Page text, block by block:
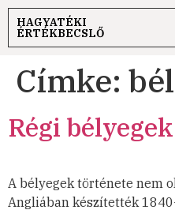
HAGYATÉKI
ÉRTÉKBECSLŐ
Címke:
Régi
A bélyegek története nem
Angliában készítették